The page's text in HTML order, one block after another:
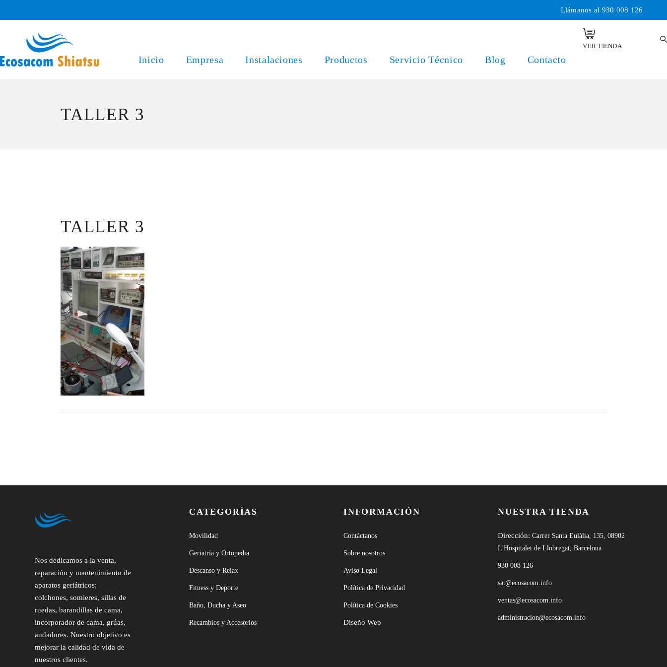
Llámanos al 930 008 126
Inicio Empresa Instalaciones Productos Servicio Técnico Blog Contacto
VER TIENDA
TALLER 3
TALLER 3
Nos dedicamos a la venta,
reparación y mantenimiento de
aparatos geriátricos;
colchones, somieres, sillas de
ruedas, barandillas de cama,
incorporador de cama, grúas,
andadores. Nuestro objetivo es
mejorar la calidad de vida de
nuestros clientes.
CATEGORÍAS
Movilidad
Geriatría y Ortopedia
Descanso y Relax
Fitness y Deporte
Baño, Ducha y Aseo
Recambios y Accesorios
INFORMACIÓN
Contáctanos
Sobre nosotros
Aviso Legal
Política de Privacidad
Política de Cookies
Diseño Web
NUESTRA TIENDA
Dirección: Carrer Santa Eulàlia, 135, 08902
L'Hospitalet de Llobregat, Barcelona
930 008 126
sat@ecosacom.info
ventas@ecosacom.info
administracion@ecosacom.info